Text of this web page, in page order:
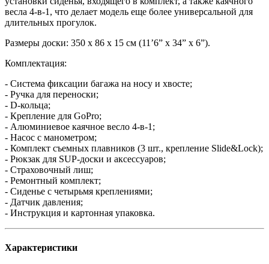
весла 4-в-1, что делает модель еще более универсальной для
длительных прогулок.
Размеры доски: 350 х 86 х 15 см (11’6” х 34” х 6”).
Комплектация:
- Система фиксации багажа на носу и хвосте;
- Ручка для переноски;
- D-кольца;
- Крепление для GoPro;
- Алюминиевое каячное весло 4-в-1;
- Насос с манометром;
- Комплект съемных плавников (3 шт., крепление Slide&Lock);
- Рюкзак для SUP-доски и аксессуаров;
- Страховочный лиш;
- Ремонтный комплект;
- Сиденье с четырьмя креплениями;
- Датчик давления;
- Инструкция и картонная упаковка.
Характеристики